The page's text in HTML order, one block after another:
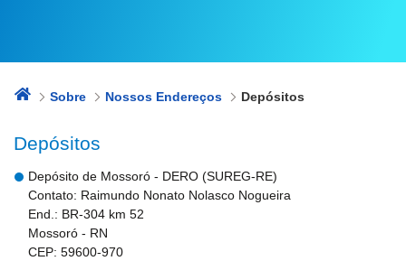
Sobre Nossos Endereços Depósitos
Depósitos
Depósito de Mossoró - DERO (SUREG-RE)
Contato: Raimundo Nonato Nolasco Nogueira
End.: BR-304 km 52
Mossoró - RN
CEP: 59600-970